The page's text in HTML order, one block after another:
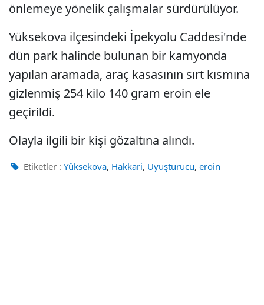
önlemeye yönelik çalışmalar sürdürülüyor.
Yüksekova ilçesindeki İpekyolu Caddesi'nde
dün park halinde bulunan bir kamyonda
yapılan aramada, araç kasasının sırt kısmına
gizlenmiş 254 kilo 140 gram eroin ele
geçirildi.
Olayla ilgili bir kişi gözaltına alındı.
Etiketler : Yüksekova, Hakkari, Uyuşturucu, eroin